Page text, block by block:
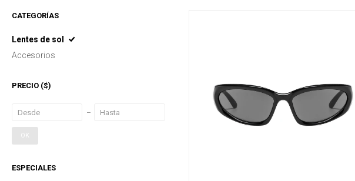
CATEGORÍAS
Lentes de sol
Accesorios
PRECIO ($)
OK
ESPECIALES